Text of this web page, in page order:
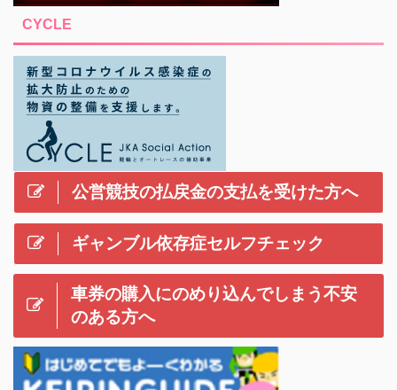
CYCLE
公営競技の払戻金の支払を受けた方へ
ギャンブル依存症セルフチェック
車券の購入にのめり込んでしまう不安
のある方へ